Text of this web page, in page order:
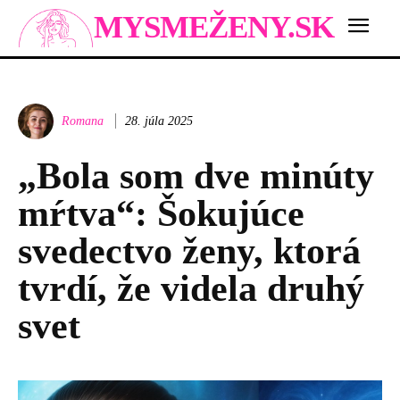
MYSMEŽENY.SK
Romana 28. júla 2025
„Bola som dve minúty
mŕtva“: Šokujúce
svedectvo ženy, ktorá
tvrdí, že videla druhý
svet